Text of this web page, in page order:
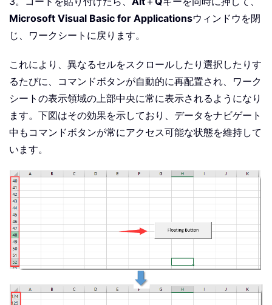
Microsoft Visual Basic for Applicationsウィンドウを閉
じ、ワークシートに戻ります。
これにより、異なるセルをスクロールしたり選択したりす
るたびに、コマンドボタンが自動的に再配置され、ワーク
シートの表示領域の上部中央に常に表示されるようになり
ます。下図はその効果を示しており、データをナビゲート
中もコマンドボタンが常にアクセス可能な状態を維持して
います。